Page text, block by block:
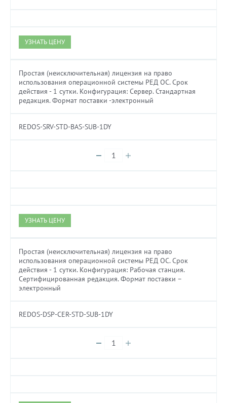
УЗНАТЬ ЦЕНУ
Простая (неисключительная) лицензия на право
использования операционной системы РЕД ОС. Cрок
действия - 1 сутки. Конфигурация: Сервер. Стандартная
редакция. Формат поставки -электронный
REDOS-SRV-STD-BAS-SUB-1DY
УЗНАТЬ ЦЕНУ
Простая (неисключительная) лицензия на право
использования операционной системы РЕД ОС. Cрок
действия - 1 сутки. Конфигурация: Рабочая станция.
Сертифицированная редакция. Формат поставки –
электронный
REDOS-DSP-CER-STD-SUB-1DY